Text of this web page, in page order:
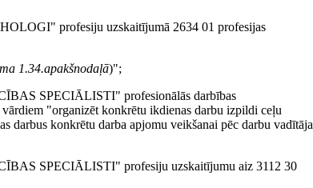
profesiju uzskaitījumā 2634 01 profesijas
1.34.apakšnodaļā)";
SPECIĀLISTI" profesionālās darbības
"organizēt konkrētu ikdienas darbu izpildi ceļu
darbus konkrētu darba apjomu veikšanai pēc darbu vadītāja
SPECIĀLISTI" profesiju uzskaitījumu aiz 3112 30